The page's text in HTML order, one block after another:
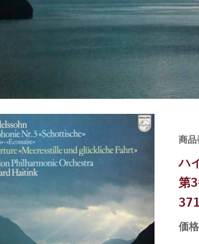
商品
ハ
第
価